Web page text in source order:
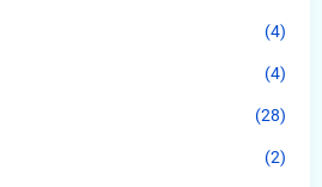
(4)
(4)
(28)
(2)